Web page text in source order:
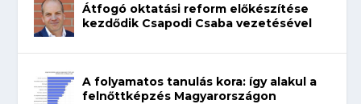
Átfogó oktatási reform előkészítése
kezdődik Csapodi Csaba vezetésével
A folyamatos tanulás kora: így alakul a
felnőttképzés Magyarországon